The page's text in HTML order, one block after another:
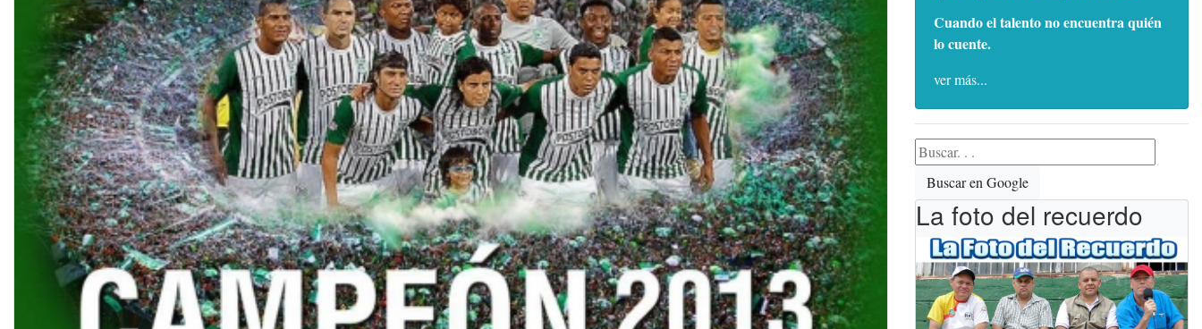
Cuando el talento no encuentra quién
lo cuente.
ver más...
Buscar en Google
La foto del recuerdo